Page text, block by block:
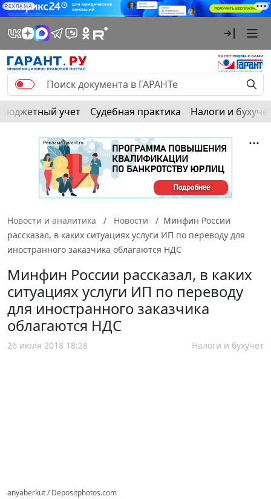
РЕКЛАМА
Бюджетный учет Судебная практика Налоги и
Новости и аналитика Новости
Минфин России
рассказал, в каких ситуациях услуги ИП по переводу для
иностранного заказчика облагаются НДС
Минфин России рассказал, в каких
ситуациях услуги ИП по переводу
для иностранного заказчика
облагаются НДС
26 июля 2018 18:28 Налоги и бухучет
anyaberkut / Depositphotos.com